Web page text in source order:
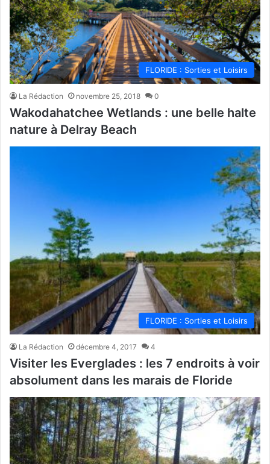
FLORIDE : Sorties et Loisirs
La Rédaction novembre 25, 2018 0
Wakodahatchee Wetlands : une belle halte
nature à Delray Beach
FLORIDE : Sorties et Loisirs
La Rédaction décembre 4, 2017 4
Visiter les Everglades : les 7 endroits à voir
absolument dans les marais de Floride